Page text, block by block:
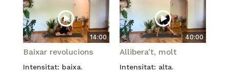
14:00
Baixar revolucions
Intensitat: baixa.
40:00
Allibera’t, molt
Intensitat: alta.